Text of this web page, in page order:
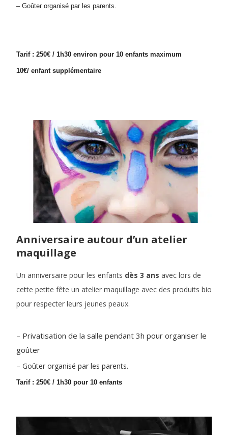
– Goûter organisé par les parents.
Tarif : 250€ / 1h30 environ pour 10 enfants maximum
10€/ enfant supplémentaire
Anniversaire autour d’un atelier
maquillage
Un anniversaire pour les enfants dès 3 ans avec lors de
cette petite fête un atelier maquillage avec des produits bio
pour respecter leurs jeunes peaux.
– Privatisation de la salle pendant 3h pour organiser le
goûter
– Goûter organisé par les parents.
Tarif : 250€ / 1h30 pour 10 enfants